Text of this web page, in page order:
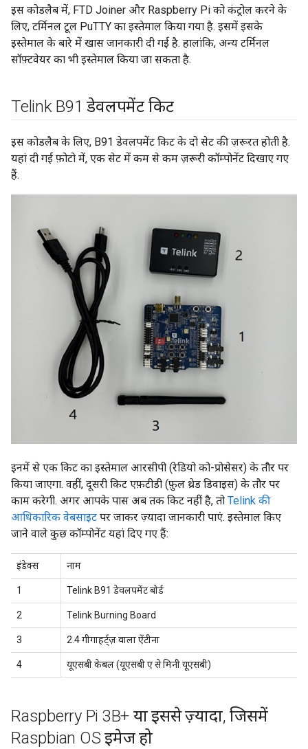
इस कोडलैब में, FTD Joiner और Raspberry Pi को कंट्रोल करने के
लिए, टर्मिनल टूल PuTTY का इस्तेमाल किया गया है. इसमें इसके
इस्तेमाल के बारे में खास जानकारी दी गई है. हालांकि, अन्य टर्मिनल
सॉफ़्टवेयर का भी इस्तेमाल किया जा सकता है.
Telink B91 डेवलपमेंट किट
इस कोडलैब के लिए, B91 डेवलपमेंट किट के दो सेट की ज़रूरत होती है.
यहां दी गई फ़ोटो में, एक सेट में कम से कम ज़रूरी कॉम्पोनेंट दिखाए गए
हैं.
इनमें से एक किट का इस्तेमाल आरसीपी (रेडियो को-प्रोसेसर) के तौर पर
किया जाएगा. वहीं, दूसरी किट एफ़टीडी (फ़ुल थ्रेड डिवाइस) के तौर पर
काम करेगी. अगर आपके पास अब तक किट नहीं है, तो Telink की
आधिकारिक वेबसाइट पर जाकर ज़्यादा जानकारी पाएं. इस्तेमाल किए
जाने वाले कुछ कॉम्पोनेंट यहां दिए गए हैं:
इंडेक्स नाम
1 Telink B91 डेवलपमेंट बोर्ड
2 Telink Burning Board
3 2.4 गीगाहर्ट्ज़ वाला ऐंटीना
4 यूएसबी केबल (यूएसबी ए से मिनी यूएसबी)
Raspberry Pi 3B+ या इससे ज़्यादा, जिसमें
Raspbian OS इमेज हो